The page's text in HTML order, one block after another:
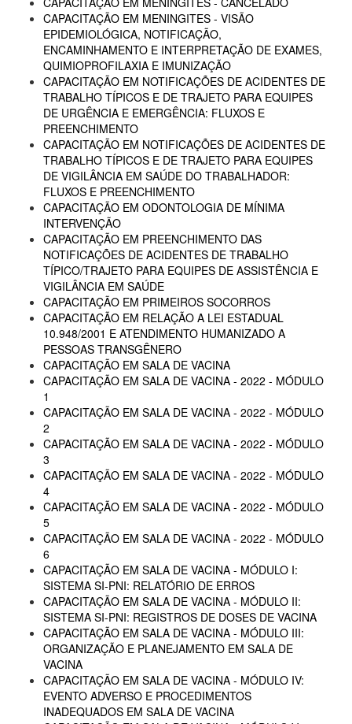
CAPACITAÇÃO EM MENINGITES - VISÃO
EPIDEMIOLÓGICA, NOTIFICAÇÃO,
ENCAMINHAMENTO E INTERPRETAÇÃO DE EXAMES,
QUIMIOPROFILAXIA E IMUNIZAÇÃO
CAPACITAÇÃO EM NOTIFICAÇÕES DE ACIDENTES DE
TRABALHO TÍPICOS E DE TRAJETO PARA EQUIPES
DE URGÊNCIA E EMERGÊNCIA: FLUXOS E
PREENCHIMENTO
CAPACITAÇÃO EM NOTIFICAÇÕES DE ACIDENTES DE
TRABALHO TÍPICOS E DE TRAJETO PARA EQUIPES
DE VIGILÂNCIA EM SAÚDE DO TRABALHADOR:
FLUXOS E PREENCHIMENTO
CAPACITAÇÃO EM ODONTOLOGIA DE MÍNIMA
INTERVENÇÃO
CAPACITAÇÃO EM PREENCHIMENTO DAS
NOTIFICAÇÕES DE ACIDENTES DE TRABALHO
TÍPICO/TRAJETO PARA EQUIPES DE ASSISTÊNCIA E
VIGILÂNCIA EM SAÚDE
CAPACITAÇÃO EM PRIMEIROS SOCORROS
CAPACITAÇÃO EM RELAÇÃO A LEI ESTADUAL
10.948/2001 E ATENDIMENTO HUMANIZADO A
PESSOAS TRANSGÊNERO
CAPACITAÇÃO EM SALA DE VACINA
CAPACITAÇÃO EM SALA DE VACINA - 2022 - MÓDULO
1
CAPACITAÇÃO EM SALA DE VACINA - 2022 - MÓDULO
2
CAPACITAÇÃO EM SALA DE VACINA - 2022 - MÓDULO
3
CAPACITAÇÃO EM SALA DE VACINA - 2022 - MÓDULO
4
CAPACITAÇÃO EM SALA DE VACINA - 2022 - MÓDULO
5
CAPACITAÇÃO EM SALA DE VACINA - 2022 - MÓDULO
6
CAPACITAÇÃO EM SALA DE VACINA - MÓDULO I:
SISTEMA SI-PNI: RELATÓRIO DE ERROS
CAPACITAÇÃO EM SALA DE VACINA - MÓDULO II:
SISTEMA SI-PNI: REGISTROS DE DOSES DE VACINA
CAPACITAÇÃO EM SALA DE VACINA - MÓDULO III:
ORGANIZAÇÃO E PLANEJAMENTO EM SALA DE
VACINA
CAPACITAÇÃO EM SALA DE VACINA - MÓDULO IV:
EVENTO ADVERSO E PROCEDIMENTOS
INADEQUADOS EM SALA DE VACINA